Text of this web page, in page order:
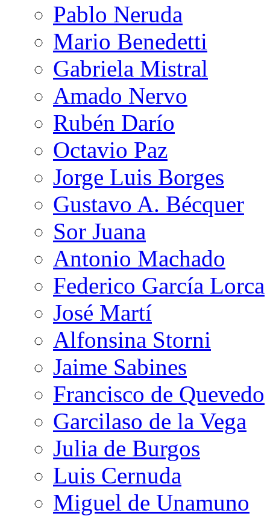
Pablo Neruda
Mario Benedetti
Gabriela Mistral
Amado Nervo
Rubén Darío
Octavio Paz
Jorge Luis Borges
Gustavo A. Bécquer
Sor Juana
Antonio Machado
Federico García Lorca
José Martí
Alfonsina Storni
Jaime Sabines
Francisco de Quevedo
Garcilaso de la Vega
Julia de Burgos
Luis Cernuda
Miguel de Unamuno